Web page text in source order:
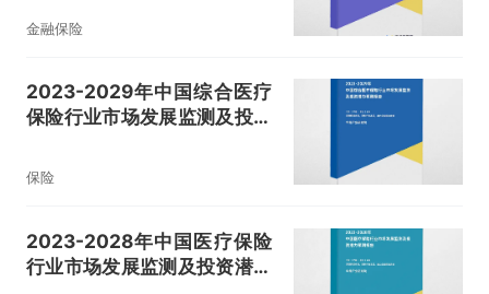
金融保险
2023-2029年中国综合医疗
保险行业市场发展监测及投资
保险
2023-2028年中国医疗保险
行业市场发展监测及投资潜力